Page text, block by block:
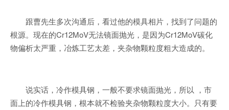
跟曹先生多次沟通后，看过他的模具相片，找到了问题的
根源。现在的Cr12MoV无法镜面抛光，是因为Cr12MoV碳化
物偏析太严重，冶炼工艺太差，夹杂物颗粒度粗大造成的。
说实话，冷作模具钢，一般不要求镜面抛光，所以 ，市
面上的冷作模具钢，根本就不检验夹杂物颗粒度大小。只有要